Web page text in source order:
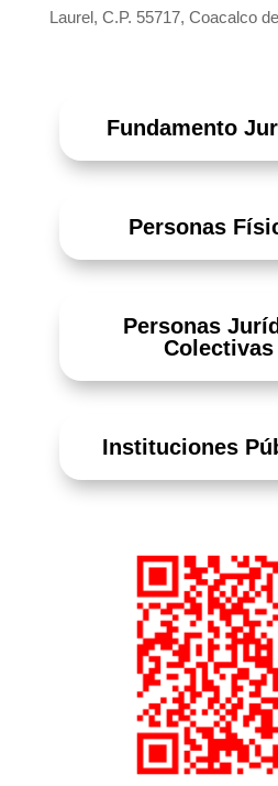
Laurel, C.P. 55717, Coacalco
Fundamento
Personas
Personas
Colectivas
Instituciones